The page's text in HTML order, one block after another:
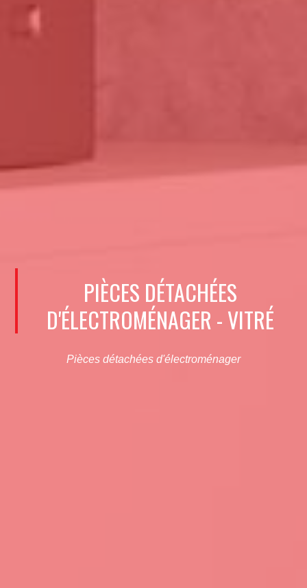
PIÈCES DÉTACHÉES
D'ÉLECTROMÉNAGER - VITRÉ
Pièces détachées d'électroménager